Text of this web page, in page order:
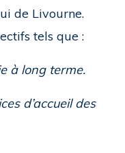
de Livourne.
tels que :
à long terme.
d’accueil des